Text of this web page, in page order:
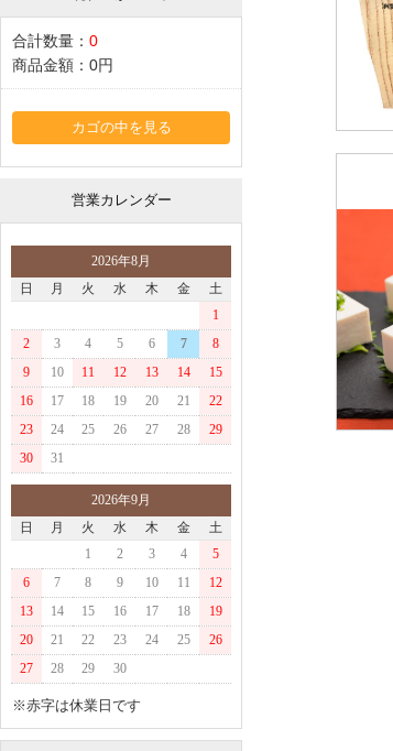
合計数量： 0
商品金額： 0円
カゴの中を見る
営業カレンダー
2026年8月
日
月 火 水 木 金
土
1
2
3 4 5 6 7
8
9
10 11 12 13 14
15
16
17 18 19 20 21
22
23
24 25 26 27 28
29
30
31
2026年9月
日
月 火 水 木 金
土
1
2 3 4
5
6
7 8 9 10 11
12
13
14 15 16 17 18
19
20
21 22 23 24 25
26
27
28 29 30
※赤字は休業日です